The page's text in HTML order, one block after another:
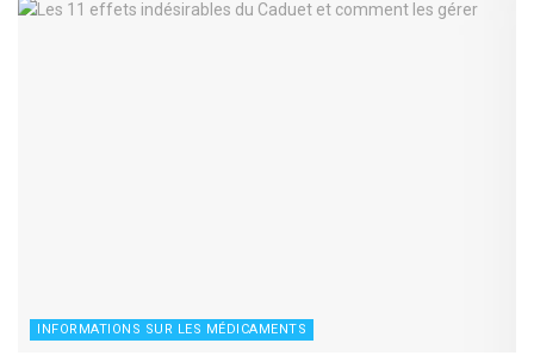
INFORMATIONS SUR LES MÉDICAMENTS